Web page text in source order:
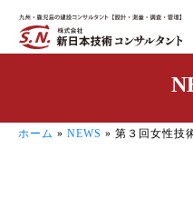
ホーム » NEWS » 第３回女性技